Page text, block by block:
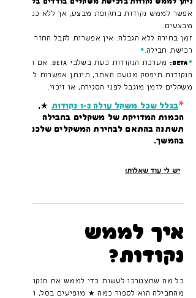
ניתן לממש נקודות ברכישת משקלים בודדים בלבד.
אפשר לממש נקודות בתקופת מבצע, אך ללא כפל
מבצעים.
זמן בחירה ללא הגבלה. אין אפשרות לקבל החזר על
רכישת חבילה.*
*
BETA:
מערכת הנקודות כעת בשלבי BETA. אם תכנית
הנקודות תיפסק מטעם האתר, תינתן אפשרות למימוש
משקלים לזמן מוגבל לפני הסגירה, או זיכוי.
*בגלל שכל משקל עולה 1-3 נקודות
★,
הכמות המדויקת של משקלים בחבילה
תשתנה בהתאם לבחירת המשקלים שלכם
בהמשך.
יש לי עוד שאלות!
איך לממש
נקודות?
כל מה שתצטרכו לעשות כדי לממש את הנקודות
מהחבילה הוא לספור כמה ★ מופיעים בסל, ולהזין